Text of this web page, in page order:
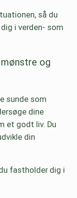
så du
i verden- som
og
sunde som
dine
et godt liv. Du
din
fastholder dig i